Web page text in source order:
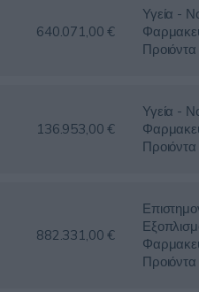
640.071,00 €
Υγεία -
136.953,00 €
Υγεία -
882.331,00 €